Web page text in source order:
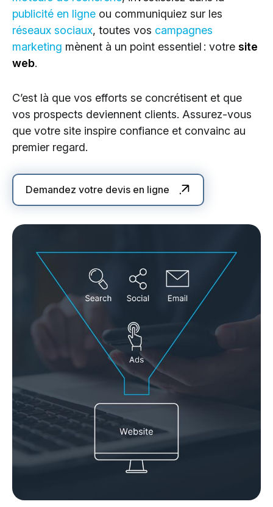
publicité en ligne ou communiquiez sur les
réseaux sociaux, toutes vos campagnes
marketing mènent à un point essentiel : votre site
web.
C’est là que vos efforts se concrétisent et que
vos prospects deviennent clients. Assurez-vous
que votre site inspire confiance et convainc au
premier regard.
Demandez votre devis en ligne